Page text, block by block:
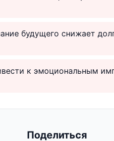
будущего снижает
к эмоциональным
Поделиться